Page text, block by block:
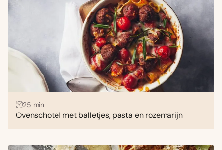
25 min
Ovenschotel met balletjes, pasta en rozemarijn